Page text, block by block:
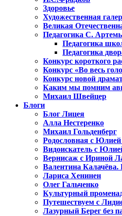
Здоровье
Художественная
Великая
Педагогика С.
Педагогика
Педагогика
Конкурс короткого
Конкурс «Во весь
Конкурс новой
Каким мы помним
Михаил Швейцер
Блоги
Блог Лицея
Алла Нестеренко
Михаил Гольденберг
Родословная с
Видоискатель с
Вернисаж с Ириной
Валентина Калачёва.
Лариса Хенинен
Олег Гальченко
Культурный
Путешествуем с
Лазурный Берег без